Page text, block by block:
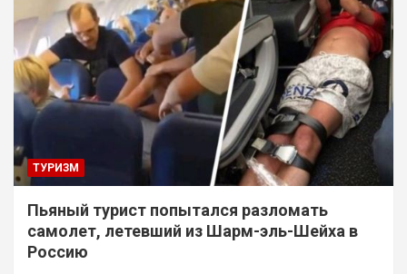
ТУРИЗМ
Пьяный турист попытался разломать
самолет, летевший из Шарм-эль-Шейха в
Россию